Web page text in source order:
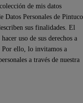
de mis datos
Datos Personales de Pintuco
sus finalidades. El
uso de sus derechos a
Por ello, lo invitamos a
a través de nuestra